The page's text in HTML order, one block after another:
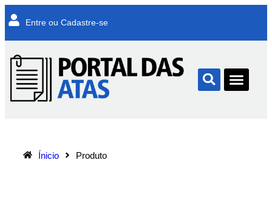
Entre ou Cadastre-se
Ínicio Produto